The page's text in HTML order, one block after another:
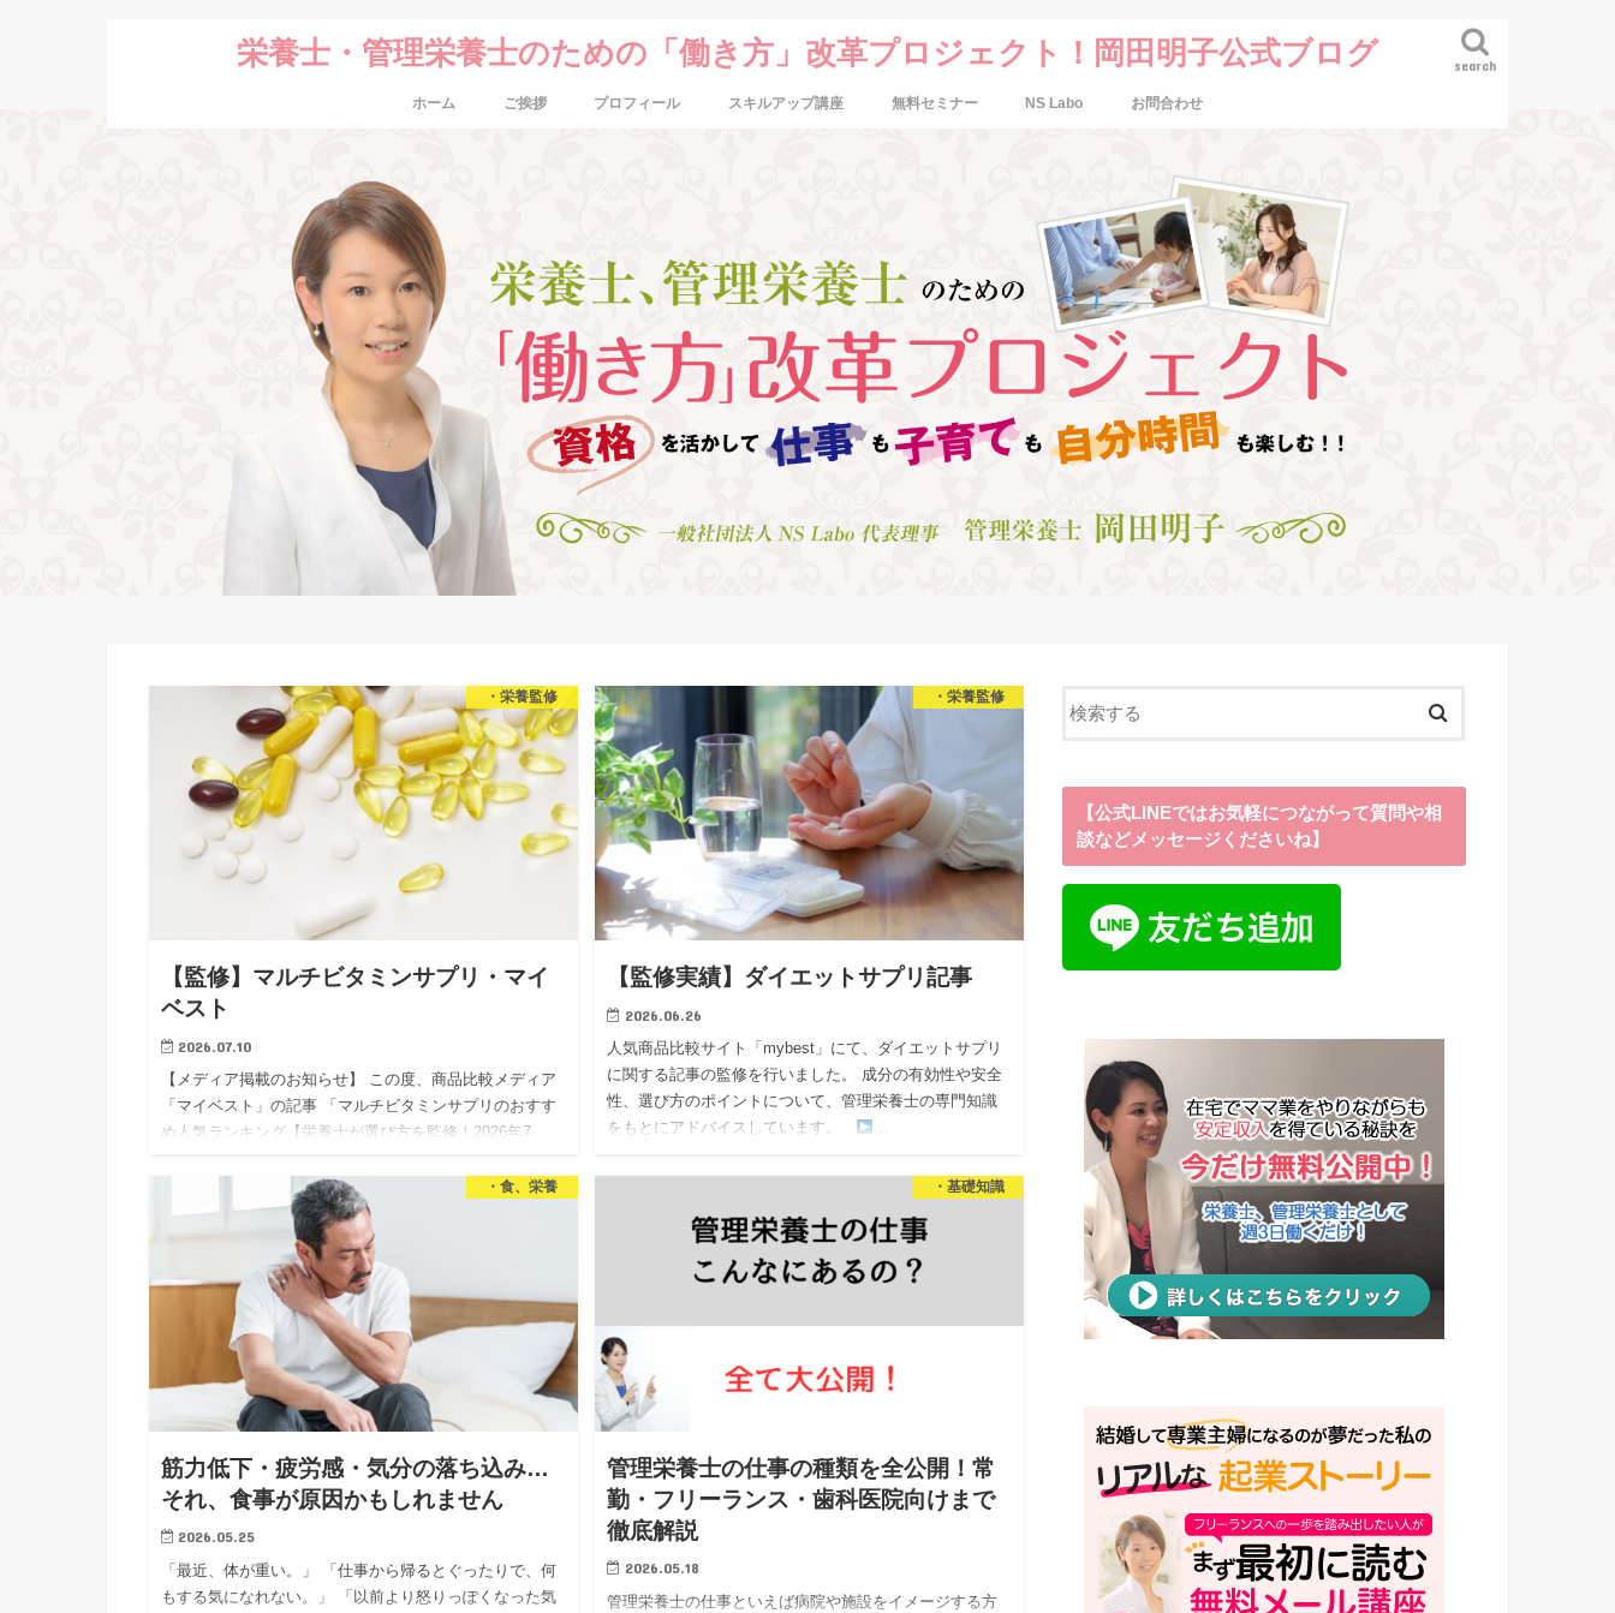
栄養士・管理栄養士のための「働き方」改革プロジェクト！岡田明子公式ブログ search
ホーム ご挨拶 プロフィール スキルアップ講座 無料セミナー NS Labo お問合わせ
・栄養監修
【監修】マルチビタミンサプリ・マイ
ベスト
2026.07.10
【メディア掲載のお知らせ】 この度、商品比較メディア
「マイベスト」の記事 「マルチビタミンサプリのおすす
め人気ランキング【栄養士が選び方を監修！2026年7
・栄養監修
【監修実績】ダイエットサプリ記事
2026.06.26
人気商品比較サイト「mybest」にて、ダイエットサプリ
に関する記事の監修を行いました。 成分の有効性や安全
性、選び方のポイントについて、管理栄養士の専門知識
をもとにアドバイスしています。
…
・食、栄養
筋力低下・疲労感・気分の落ち込み…
それ、食事が原因かもしれません
2026.05.25
「最近、体が重い。」 「仕事から帰るとぐったりで、何
もする気になれない。」 「以前より怒りっぽくなった気
・基礎知識
管理栄養士の仕事の種類を全公開！常
勤・フリーランス・歯科医院向けまで
徹底解説
2026.05.18
管理栄養士の仕事といえば病院や施設をイメージする方
【公式LINEではお気軽につながって質問や相
談などメッセージくださいね】